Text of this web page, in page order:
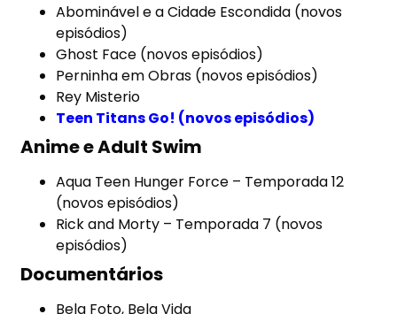
Abominável e a Cidade Escondida (novos
episódios)
Ghost Face (novos episódios)
Perninha em Obras (novos episódios)
Rey Misterio
Teen Titans Go! (novos episódios)
Anime e Adult Swim
Aqua Teen Hunger Force – Temporada 12
(novos episódios)
Rick and Morty – Temporada 7 (novos
episódios)
Documentários
Bela Foto, Bela Vida